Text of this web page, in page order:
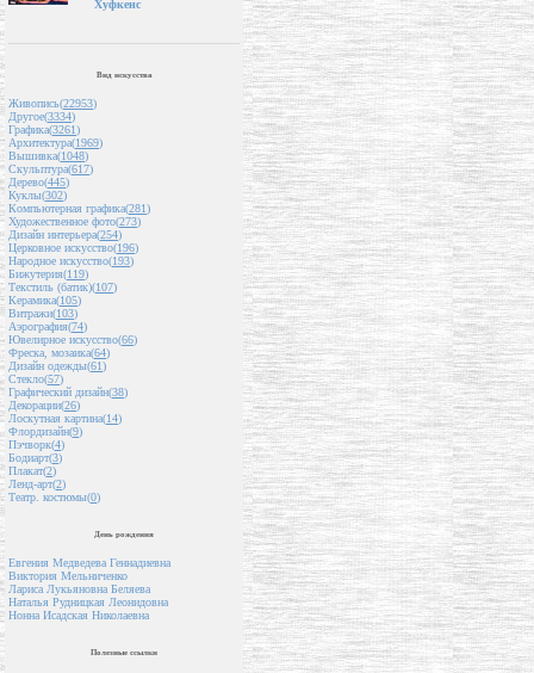
Хуфкенс
Вид искусства
Живопись(22953)
Другое(3334)
Графика(3261)
Архитектура(1969)
Вышивка(1048)
Скульптура(617)
Дерево(445)
Куклы(302)
Компьютерная графика(281)
Художественное фото(273)
Дизайн интерьера(254)
Церковное искусство(196)
Народное искусство(193)
Бижутерия(119)
Текстиль (батик)(107)
Керамика(105)
Витражи(103)
Аэрография(74)
Ювелирное искусство(66)
Фреска, мозаика(64)
Дизайн одежды(61)
Стекло(57)
Графический дизайн(38)
Декорации(26)
Лоскутная картина(14)
Флордизайн(9)
Пэчворк(4)
Бодиарт(3)
Плакат(2)
Ленд-арт(2)
Театр. костюмы(0)
День рождения
Евгения Медведева Геннадиевна
Виктория Мельниченко
Лариса Лукьяновна Беляева
Наталья Рудницкая Леонидовна
Нонна Исадская Николаевна
Полезные ссылки